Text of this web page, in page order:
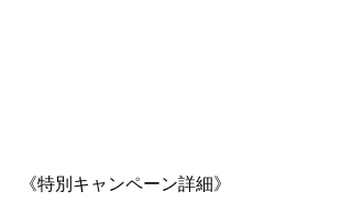
《特別キャンペーン詳細》